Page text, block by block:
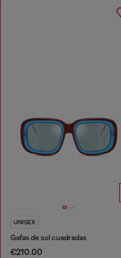
UNISEX
Gafas de sol cuadradas
€210.00